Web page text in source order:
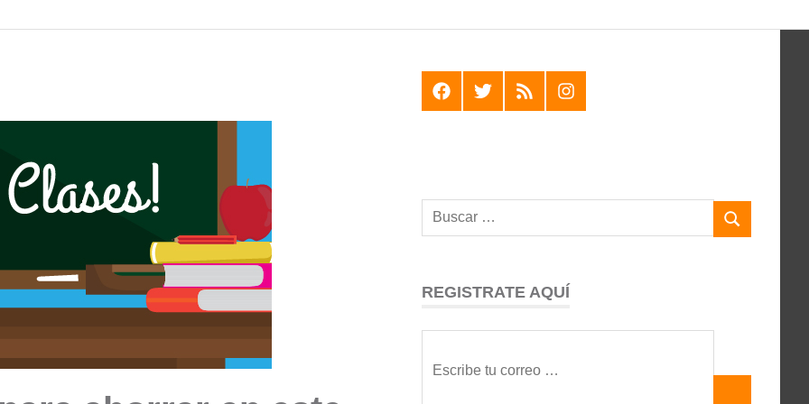
F T R I
REGISTRATE AQUÍ